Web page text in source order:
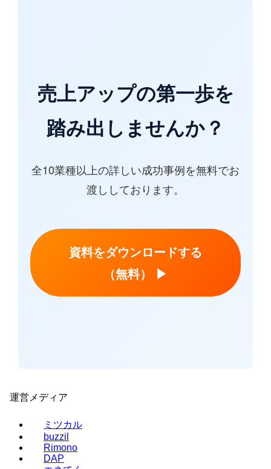
売上アップの第一歩を
踏み出しませんか？
全10業種以上の詳しい成功事例を無料でお
渡ししております。
資料をダウンロードする
（無料）
▶︎
運営メディア
ミツカル
buzzil
Rimono
DAP